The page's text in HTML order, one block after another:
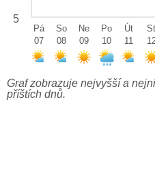
5
Pá
07
So
08
Ne
09
Po
10
Út
11
St
Graf zobrazuje nejvyšší a
příštích dnů.